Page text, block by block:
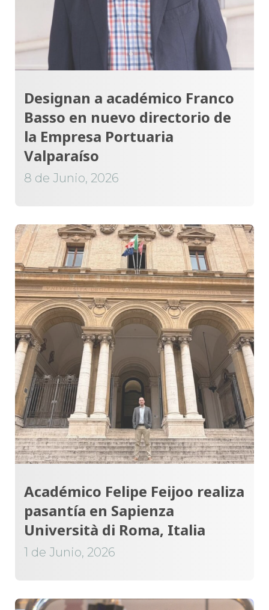
Designan a académico Franco
Basso en nuevo directorio de
la Empresa Portuaria
Valparaíso
8 de Junio, 2026
Académico Felipe Feijoo realiza
pasantía en Sapienza
Università di Roma, Italia
1 de Junio, 2026